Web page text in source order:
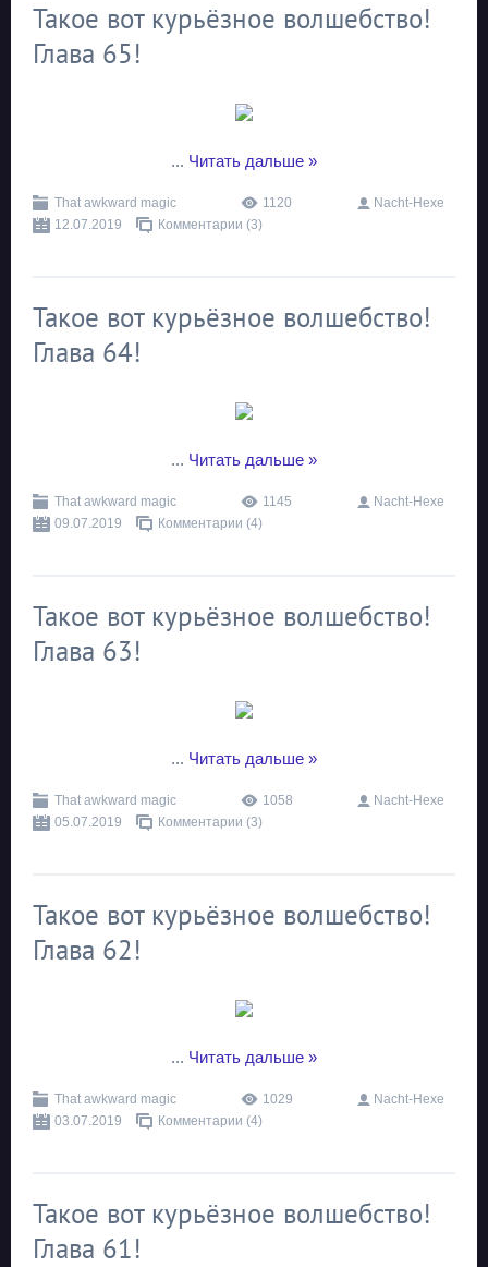
Такое вот курьёзное волшебство!
Глава 65!
... Читать дальше »
That awkward magic 1120
Nacht-Hexe
12.07.2019
Комментарии (3)
Такое вот курьёзное волшебство!
Глава 64!
... Читать дальше »
That awkward magic 1145
Nacht-Hexe
09.07.2019
Комментарии (4)
Такое вот курьёзное волшебство!
Глава 63!
... Читать дальше »
That awkward magic 1058
Nacht-Hexe
05.07.2019
Комментарии (3)
Такое вот курьёзное волшебство!
Глава 62!
... Читать дальше »
That awkward magic 1029
Nacht-Hexe
03.07.2019
Комментарии (4)
Такое вот курьёзное волшебство!
Глава 61!